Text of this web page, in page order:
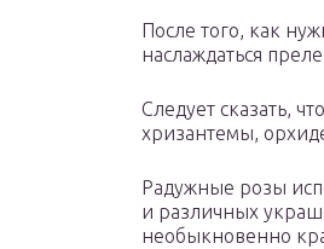
После того, как
наслаждаться
Следует сказать,
хризантемы,
Радужные розы
и различных
необыкновенно